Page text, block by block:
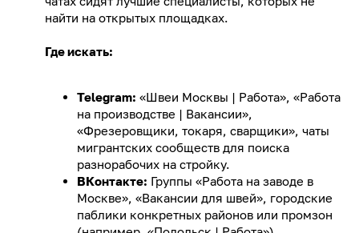
найти на открытых площадках.
Где искать:
Telegram: «Швеи Москвы | Работа», «Работа
на производстве | Вакансии»,
«Фрезеровщики, токаря, сварщики», чаты
мигрантских сообществ для поиска
разнорабочих на стройку.
ВКонтакте: Группы «Работа на заводе в
Москве», «Вакансии для швей», городские
паблики конкретных районов или промзон